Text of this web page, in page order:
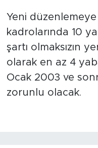
Yeni
kadrolarında 10
şartı olmaksızın
olarak en az 4
Ocak 2003 ve
zorunlu olacak.